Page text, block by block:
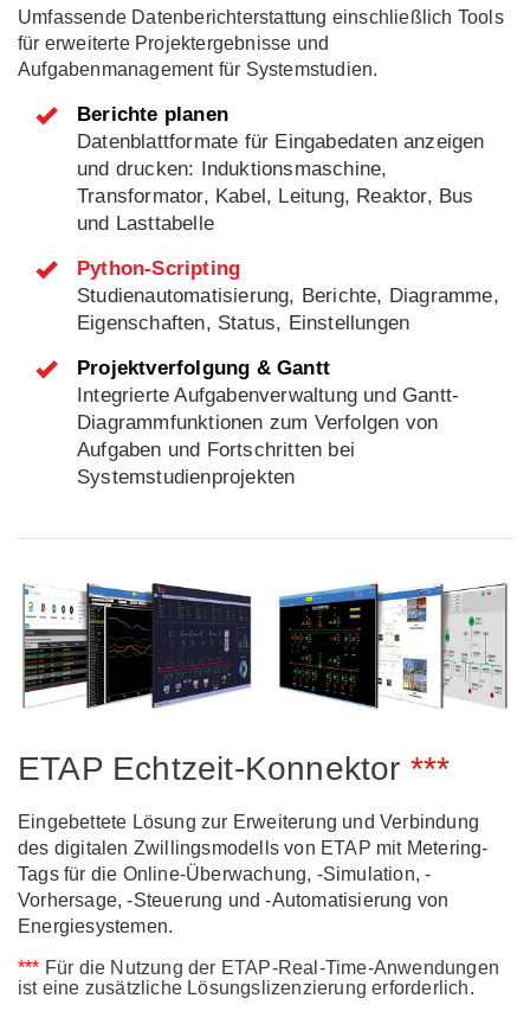
Umfassende Datenberichterstattung einschließlich Tools
für erweiterte Projektergebnisse und
Aufgabenmanagement für Systemstudien.
Berichte planen
Datenblattformate für Eingabedaten anzeigen
und drucken: Induktionsmaschine,
Transformator, Kabel, Leitung, Reaktor, Bus
und Lasttabelle
Python-Scripting
Studienautomatisierung, Berichte, Diagramme,
Eigenschaften, Status, Einstellungen
Projektverfolgung & Gantt
Integrierte Aufgabenverwaltung und Gantt-
Diagrammfunktionen zum Verfolgen von
Aufgaben und Fortschritten bei
Systemstudienprojekten
ETAP Echtzeit-Konnektor ***
Eingebettete Lösung zur Erweiterung und Verbindung
des digitalen Zwillingsmodells von ETAP mit Metering-
Tags für die Online-Überwachung, -Simulation, -
Vorhersage, -Steuerung und -Automatisierung von
Energiesystemen.
*** Für die Nutzung der ETAP-Real-Time-Anwendungen
ist eine zusätzliche Lösungslizenzierung erforderlich.